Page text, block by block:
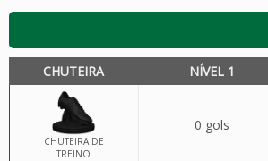
CHUTEIRA NÍVEL 1
CHUTEIRA DE
TREINO
0 gols